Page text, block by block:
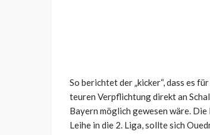
So berichtet der „kicker“, dass es
teuren Verpflichtung direkt an
Bayern möglich gewesen wäre.
Leihe in die 2. Liga, sollte sich